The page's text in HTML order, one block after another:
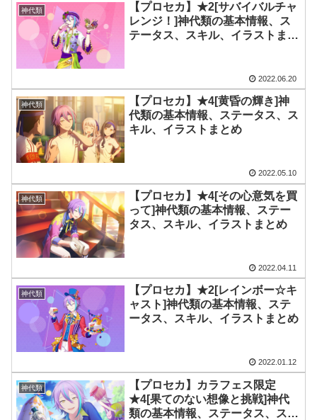
神代類
【プロセカ】★2[サバイバルチャ
レンジ！]神代類の基本情報、ス
テータス、スキル、イラストまと
2022.06.20
神代類
【プロセカ】★4[黄昏の輝き]神
代類の基本情報、ステータス、ス
キル、イラストまとめ
2022.05.10
神代類
【プロセカ】★4[その心意気を買
って]神代類の基本情報、ステー
タス、スキル、イラストまとめ
2022.04.11
神代類
【プロセカ】★2[レインボー☆キ
ャスト]神代類の基本情報、ステ
ータス、スキル、イラストまとめ
2022.01.12
神代類
【プロセカ】カラフェス限定
★4[果てのない想像と挑戦]神代
類の基本情報、ステータス、スキ